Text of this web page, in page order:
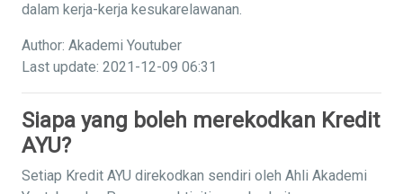
dalam kerja-kerja kesukarelawanan.
Author: Akademi Youtuber
Last update: 2021-12-09 06:31
Siapa yang boleh merekodkan Kredit
AYU?
Setiap Kredit AYU direkodkan sendiri oleh Ahli Akademi